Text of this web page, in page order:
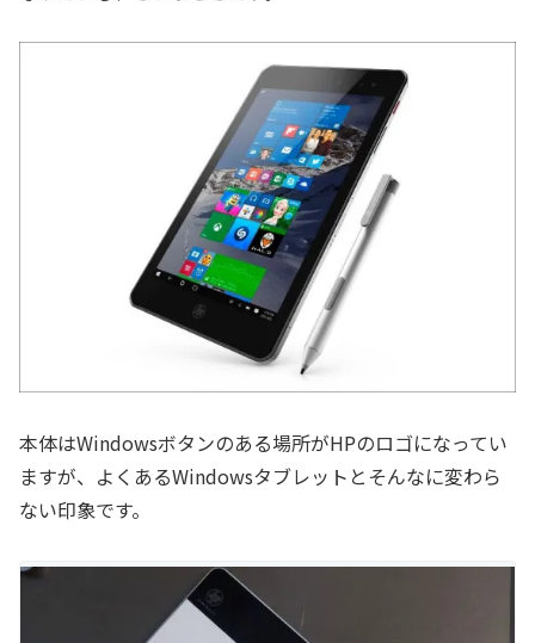
本体はWindowsボタンのある場所がHPのロゴになってい
ますが、よくあるWindowsタブレットとそんなに変わら
ない印象です。